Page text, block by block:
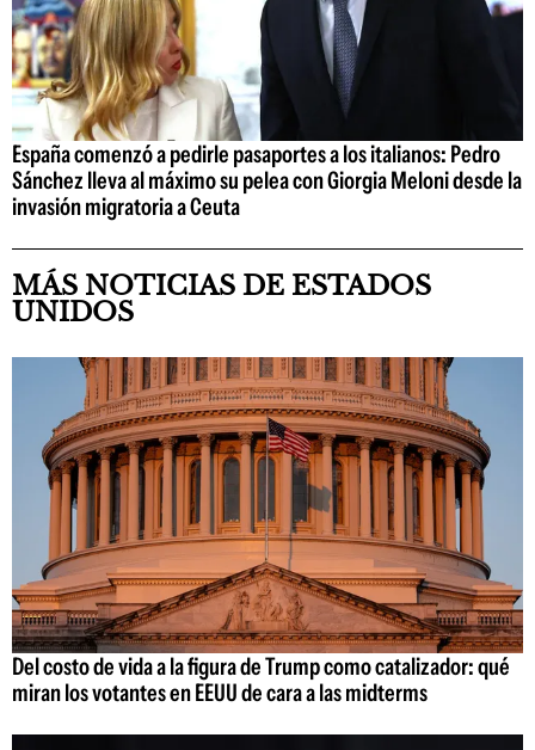
España comenzó a pedirle pasaportes a los italianos: Pedro
Sánchez lleva al máximo su pelea con Giorgia Meloni desde la
invasión migratoria a Ceuta
MÁS NOTICIAS DE ESTADOS
UNIDOS
Del costo de vida a la figura de Trump como catalizador: qué
miran los votantes en EEUU de cara a las midterms